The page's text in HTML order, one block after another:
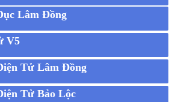
Lâm Đồng
V5
Tử Lâm Đồng
Tử Bảo Lộc